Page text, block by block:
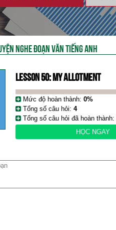
NGHE ĐOẠN VĂN TIẾNG ANH
LESSON 50: MY ALLOTMENT
Mức độ hoàn thành: 0%
Tổng số câu hỏi: 4
Tổng số câu hỏi đã hoàn thành:
HỌC NGAY